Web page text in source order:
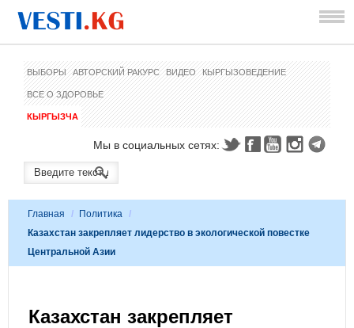
ВЫБОРЫ АВТОРСКИЙ РАКУРС ВИДЕО КЫРГЫЗОВЕДЕНИЕ
ВСЕ О ЗДОРОВЬЕ
КЫРГЫЗЧА
Мы в социальных сетях:
Главная / Политика /
Казахстан закрепляет лидерство в экологической повестке
Центральной Азии
Казахстан закрепляет